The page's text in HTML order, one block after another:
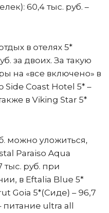
60,4 тыс. руб. –
в отелях 5*
за двоих. За такую
на «все включено» в
Side Coast Hotel 5* –
в Viking Star 5*
можно уложиться,
Paraiso Aqua
тыс. руб. при
в Eftalia Blue 5*
Goia 5*(Сиде) – 96,7
питание ultra all